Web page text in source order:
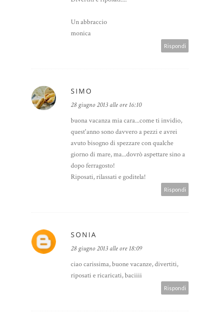
Un abbraccio
monica
Rispondi
SIMO
28 giugno 2013 alle ore 16:10
buona vacanza mia cara...come ti invidio,
quest'anno sono davvero a pezzi e avrei
avuto bisogno di spezzare con qualche
giorno di mare, ma...dovrò aspettare sino a
dopo ferragosto!
Riposati, rilassati e goditela!
Rispondi
SONIA
28 giugno 2013 alle ore 18:09
ciao carissima, buone vacanze, divertiti,
riposati e ricaricati, baciiii
Rispondi